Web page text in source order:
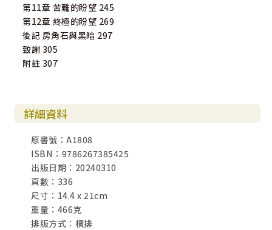
第11章 苦難的盼望 245
第12章 終極的盼望 269
後記 房角石與黑暗 297
致謝 305
附註 307
詳細資料
原書號：A1808
ISBN：9786267385425
出版日期：20240310
頁數：336
尺寸：14.4 x 21cm
重量：466克
排版方式：橫排